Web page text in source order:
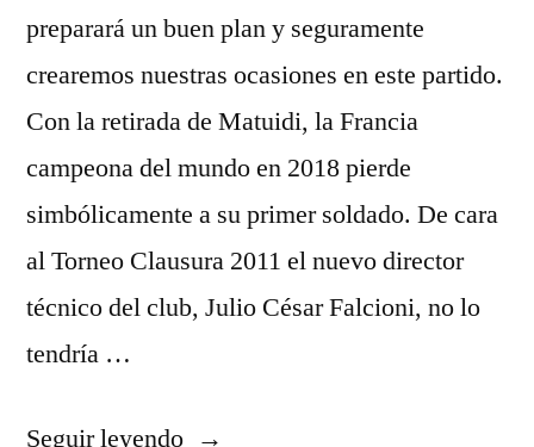
preparará un buen plan y seguramente
crearemos nuestras ocasiones en este partido.
Con la retirada de Matuidi, la Francia
campeona del mundo en 2018 pierde
simbólicamente a su primer soldado. De cara
al Torneo Clausura 2011 el nuevo director
técnico del club, Julio César Falcioni, no lo
tendría …
Seguir leyendo«camiseta